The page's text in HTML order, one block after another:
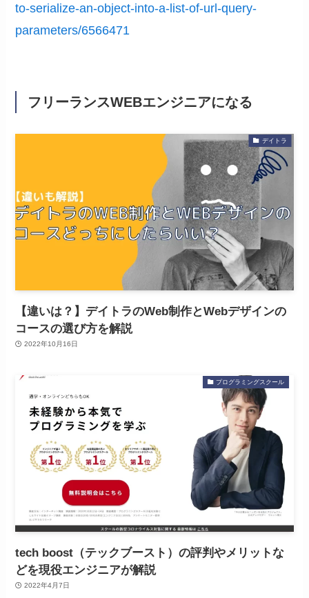
to-serialize-an-object-into-a-list-of-url-query-
parameters/6566471
フリーランスWEBエンジニアになる
デイトラ
【違いは？】デイトラのWeb制作とWebデザインの
コースの選び方を解説
2022年10月16日
プログラミングスクール
tech boost（テックブースト）の評判やメリットな
どを現役エンジニアが解説
2022年4月7日